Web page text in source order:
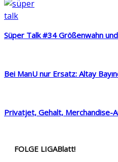
Süper Talk #34 Größenwahn
Bei ManU nur Ersatz: Altay
Privatjet, Gehalt, Merchandise-
FOLGE LIGABlatt!